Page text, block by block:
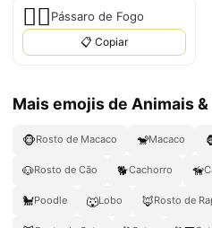
🐦‍🔥Pássaro de Fogo
📋 Copiar
Mais emojis de Animais
🐵Rosto de Macaco 🐒Macaco
🐶Rosto de Cão 🐕Cachorro 🦮
🐩Poodle 🐺Lobo 🦊Rosto de